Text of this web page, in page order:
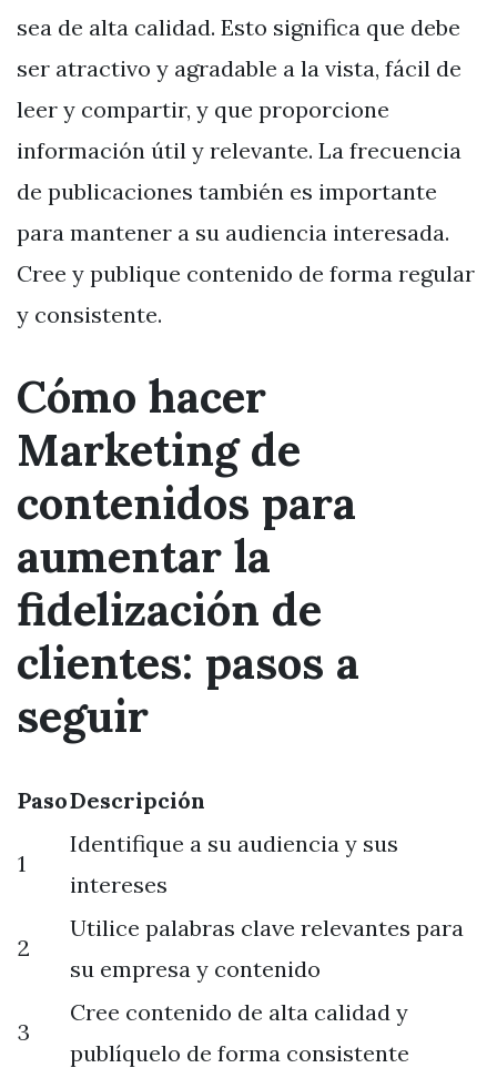
sea de alta calidad. Esto significa que debe
ser atractivo y agradable a la vista, fácil de
leer y compartir, y que proporcione
información útil y relevante. La frecuencia
de publicaciones también es importante
para mantener a su audiencia interesada.
Cree y publique contenido de forma regular
y consistente.
Cómo hacer
Marketing de
contenidos para
aumentar la
fidelización de
clientes: pasos a
seguir
PasoDescripción
1
Identifique a su audiencia y sus
intereses
2
Utilice palabras clave relevantes para
su empresa y contenido
3
Cree contenido de alta calidad y
publíquelo de forma consistente